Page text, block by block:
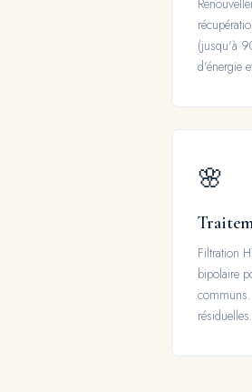
(jusqu'à
d'énergie
🌸
Filtration
bipolaire
résiduelles.